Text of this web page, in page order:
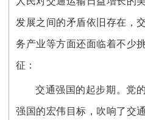
发展之间的矛盾依旧存在，
务产业等方面还面临着不少
征：
交通强国的起步期。党
强国的宏伟目标，吹响了交